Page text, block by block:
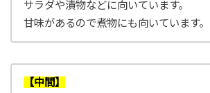
サラダや漬物などに向いています。
甘味があるので煮物にも向いています。
【中間】